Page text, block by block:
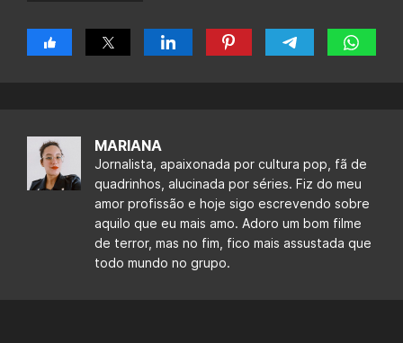
MARIANA
Jornalista, apaixonada por cultura pop, fã de
quadrinhos, alucinada por séries. Fiz do meu
amor profissão e hoje sigo escrevendo sobre
aquilo que eu mais amo. Adoro um bom filme
de terror, mas no fim, fico mais assustada que
todo mundo no grupo.